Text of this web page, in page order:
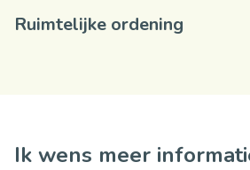
Ruimtelijke ordening
Ik wens meer